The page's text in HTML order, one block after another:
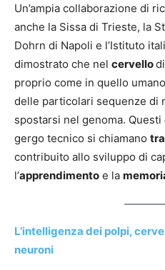
Un’ampia collaborazione di
anche la Sissa di Trieste, la
Dohrn di Napoli e l’Istituto
dimostrato che nel cervello
proprio come in quello
delle particolari sequenze di
spostarsi nel genoma. Questi
gergo tecnico si chiamano
contribuito allo sviluppo di
l’apprendimento e la
L’intelligenza dei polpi,
neuroni